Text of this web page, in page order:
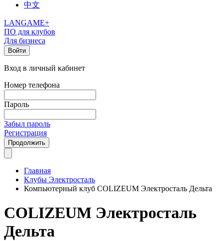
中文
LANGAME+
ПО для клубов
Для бизнеса
Войти
Вход в личный кабинет
Номер телефона
Пароль
Забыл пароль
Регистрация
Продолжить
Главная
Клубы Электросталь
Компьютерный клуб COLIZEUM Электросталь Дельта
COLIZEUM Электросталь
Дельта